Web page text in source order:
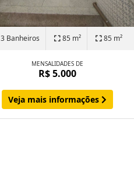
3 Banheiros 85 m² 85 m²
MENSALIDADES DE
R$ 5.000
Veja mais informações